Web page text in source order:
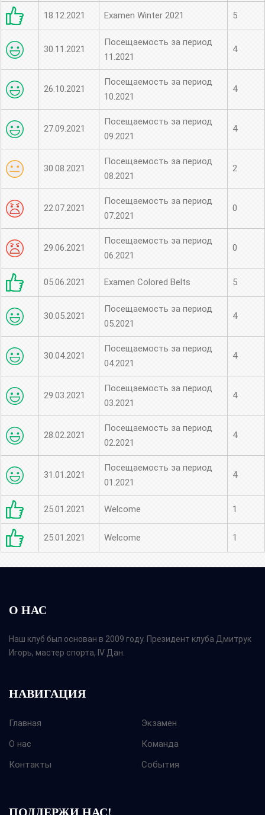
18.12.2021 Examen Winter 2021 5
30.11.2021
Посещаемость за период
11.2021
4
26.10.2021
Посещаемость за период
10.2021
4
27.09.2021
Посещаемость за период
09.2021
4
30.08.2021
Посещаемость за период
08.2021
2
22.07.2021
Посещаемость за период
07.2021
0
29.06.2021
Посещаемость за период
06.2021
0
05.06.2021 Examen Colored Belts 5
30.05.2021
Посещаемость за период
05.2021
4
30.04.2021
Посещаемость за период
04.2021
4
29.03.2021
Посещаемость за период
03.2021
4
28.02.2021
Посещаемость за период
02.2021
4
31.01.2021
Посещаемость за период
01.2021
4
25.01.2021 Welcome 1
25.01.2021 Welcome 1
О НАС
Наш клуб был основан в 2009 году. Президент клуба Дмитрук
Игорь, мастер спорта, IV Дан.
НАВИГАЦИЯ
Главная
О нас
Контакты
Экзамен
Команда
События
ПОДДЕРЖИ НАС!